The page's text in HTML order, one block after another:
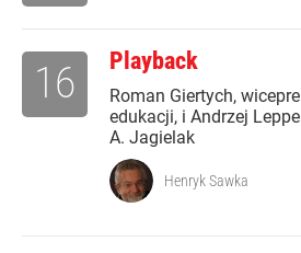
Playback
Roman Giertych,
edukacji, i Andrzej
A. Jagielak
16
Henryk Sawka